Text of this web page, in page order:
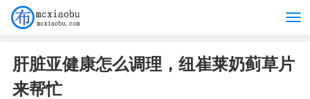
肝脏亚健康怎么调理，纽崔莱奶蓟草片
来帮忙